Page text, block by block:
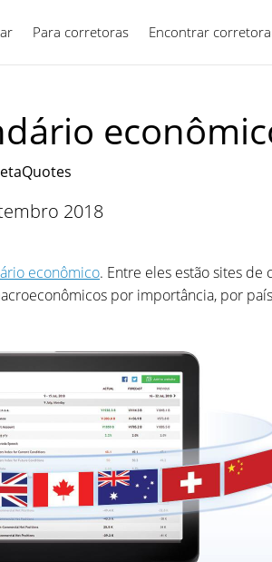
Para corretoras Encontrar corretora
Português
2018
econômico. Entre eles estão sites
por importância, por